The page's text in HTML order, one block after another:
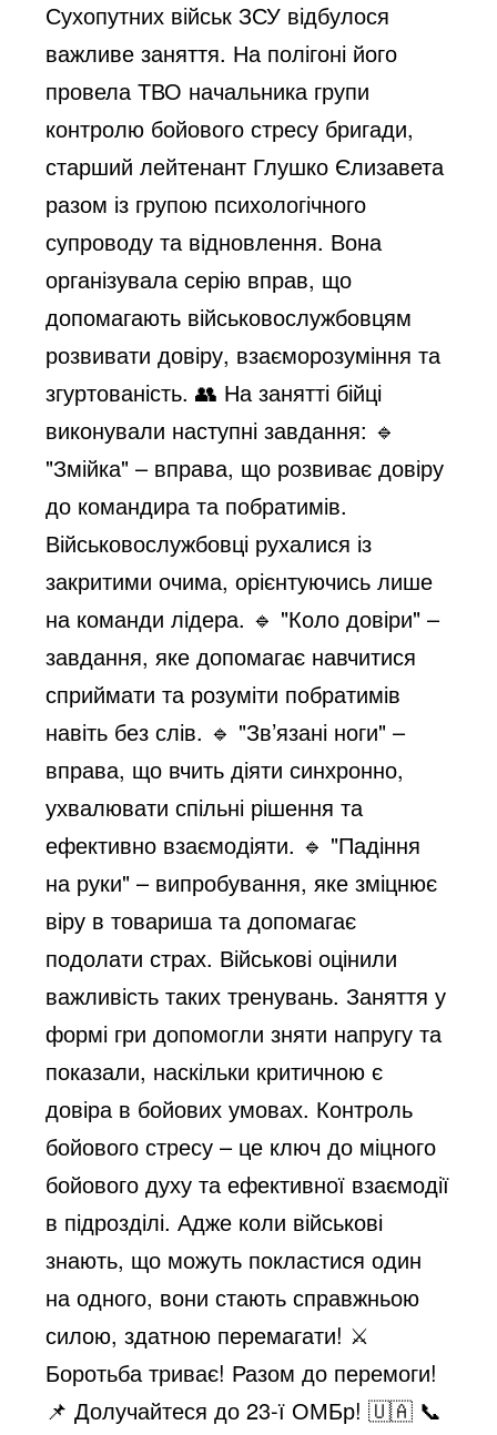
V
i
d
e
o
Сухопутних військ ЗСУ відбулося
важливе заняття. На полігоні його
провела ТВО начальника групи
контролю бойового стресу бригади,
старший лейтенант Глушко Єлизавета
разом із групою психологічного
супроводу та відновлення. Вона
організувала серію вправ, що
допомагають військовослужбовцям
розвивати довіру, взаєморозуміння та
згуртованість. 👥 На занятті бійці
виконували наступні завдання: 🔹
"Змійка" – вправа, що розвиває довіру
до командира та побратимів.
Військовослужбовці рухалися із
закритими очима, орієнтуючись лише
на команди лідера. 🔹 "Коло довіри" –
завдання, яке допомагає навчитися
сприймати та розуміти побратимів
навіть без слів. 🔹 "Зв’язані ноги" –
вправа, що вчить діяти синхронно,
ухвалювати спільні рішення та
ефективно взаємодіяти. 🔹 "Падіння
на руки" – випробування, яке зміцнює
віру в товариша та допомагає
подолати страх. Військові оцінили
важливість таких тренувань. Заняття у
формі гри допомогли зняти напругу та
показали, наскільки критичною є
довіра в бойових умовах. Контроль
бойового стресу – це ключ до міцного
бойового духу та ефективної взаємодії
в підрозділі. Адже коли військові
знають, що можуть покластися один
на одного, вони стають справжньою
силою, здатною перемагати! ⚔
Боротьба триває! Разом до перемоги!
📌 Долучайтеся до 23-ї ОМБр! 🇺🇦 📞